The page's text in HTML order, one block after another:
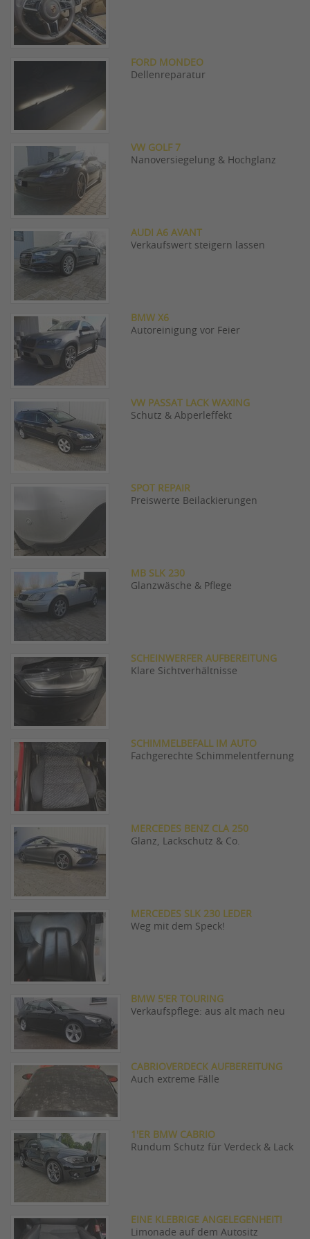
FORD MONDEO
Dellenreparatur
VW GOLF 7
Nanoversiegelung & Hochglanz
AUDI A6 AVANT
Verkaufswert steigern lassen
BMW X6
Autoreinigung vor Feier
VW PASSAT LACK WAXING
Schutz & Abperleffekt
SPOT REPAIR
Preiswerte Beilackierungen
MB SLK 230
Glanzwäsche & Pflege
SCHEINWERFER AUFBEREITUNG
Klare Sichtverhältnisse
SCHIMMELBEFALL IM AUTO
Fachgerechte Schimmelentfernung
MERCEDES BENZ CLA 250
Glanz, Lackschutz & Co.
MERCEDES SLK 230 LEDER
Weg mit dem Speck!
BMW 5'ER TOURING
Verkaufspflege: aus alt mach neu
CABRIOVERDECK AUFBEREITUNG
Auch extreme Fälle
1'ER BMW CABRIO
Rundum Schutz für Verdeck & Lack
EINE KLEBRIGE ANGELEGENHEIT!
Limonade auf dem Autositz